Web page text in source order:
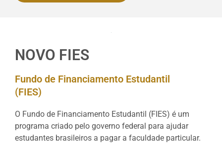
NOVO FIES
Fundo de Financiamento Estudantil
(FIES)
O Fundo de Financiamento Estudantil (FIES) é um
programa criado pelo governo federal para ajudar
estudantes brasileiros a pagar a faculdade particular.